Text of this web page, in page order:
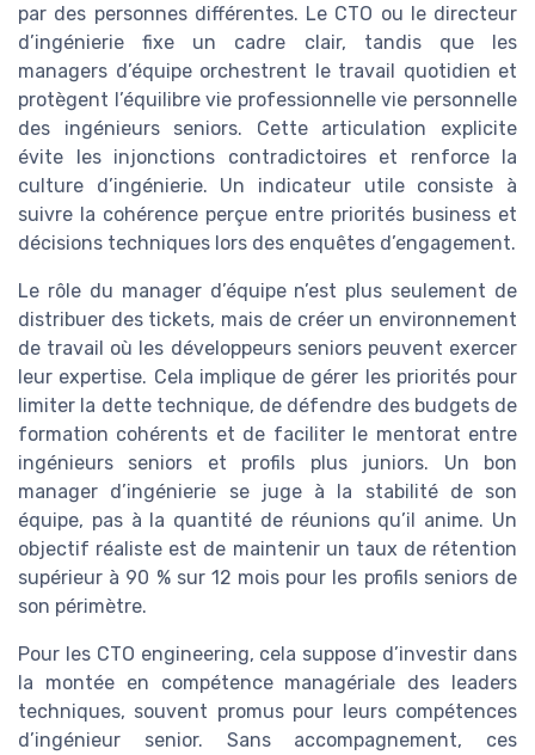
par des personnes différentes. Le CTO ou le directeur
d’ingénierie fixe un cadre clair, tandis que les
managers d’équipe orchestrent le travail quotidien et
protègent l’équilibre vie professionnelle vie personnelle
des ingénieurs seniors. Cette articulation explicite
évite les injonctions contradictoires et renforce la
culture d’ingénierie. Un indicateur utile consiste à
suivre la cohérence perçue entre priorités business et
décisions techniques lors des enquêtes d’engagement.
Le rôle du manager d’équipe n’est plus seulement de
distribuer des tickets, mais de créer un environnement
de travail où les développeurs seniors peuvent exercer
leur expertise. Cela implique de gérer les priorités pour
limiter la dette technique, de défendre des budgets de
formation cohérents et de faciliter le mentorat entre
ingénieurs seniors et profils plus juniors. Un bon
manager d’ingénierie se juge à la stabilité de son
équipe, pas à la quantité de réunions qu’il anime. Un
objectif réaliste est de maintenir un taux de rétention
supérieur à 90 % sur 12 mois pour les profils seniors de
son périmètre.
Pour les CTO engineering, cela suppose d’investir dans
la montée en compétence managériale des leaders
techniques, souvent promus pour leurs compétences
d’ingénieur senior. Sans accompagnement, ces